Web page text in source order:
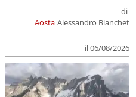
Aosta
di
Alessandro Bianchet
il 06/08/2026